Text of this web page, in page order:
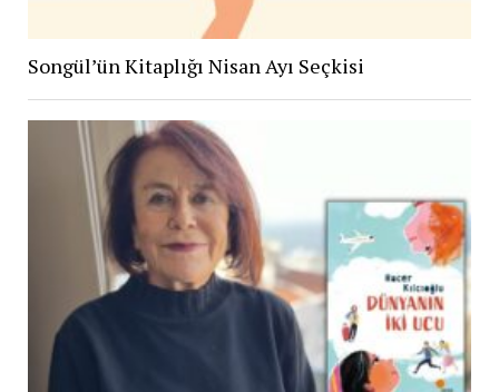
Songül’ün Kitaplığı Nisan Ayı Seçkisi